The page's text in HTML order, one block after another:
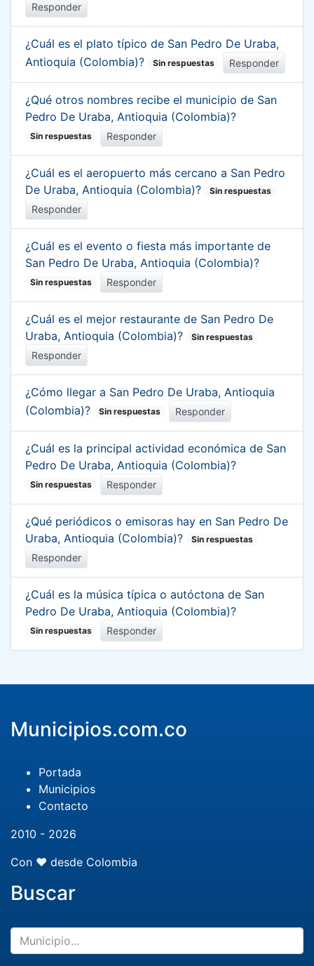
Responder
¿Cuál es el plato típico de San Pedro De Uraba,
Antioquia (Colombia)?
Sin respuestas Responder
¿Qué otros nombres recibe el municipio de San
Pedro De Uraba, Antioquia (Colombia)?
Sin respuestas Responder
¿Cuál es el aeropuerto más cercano a San Pedro
De Uraba, Antioquia (Colombia)?
Sin respuestas
Responder
¿Cuál es el evento o fiesta más importante de
San Pedro De Uraba, Antioquia (Colombia)?
Sin respuestas Responder
¿Cuál es el mejor restaurante de San Pedro De
Uraba, Antioquia (Colombia)?
Sin respuestas
Responder
¿Cómo llegar a San Pedro De Uraba, Antioquia
(Colombia)?
Sin respuestas Responder
¿Cuál es la principal actividad económica de San
Pedro De Uraba, Antioquia (Colombia)?
Sin respuestas Responder
¿Qué periódicos o emisoras hay en San Pedro De
Uraba, Antioquia (Colombia)?
Sin respuestas
Responder
¿Cuál es la música típica o autóctona de San
Pedro De Uraba, Antioquia (Colombia)?
Sin respuestas Responder
Municipios.com.co
Portada
Municipios
Contacto
2010 - 2026
Con ❤️ desde Colombia
Buscar